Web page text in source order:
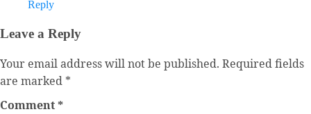
Reply
Leave a Reply
Your email address will not be published. Required fields
are marked *
Comment*